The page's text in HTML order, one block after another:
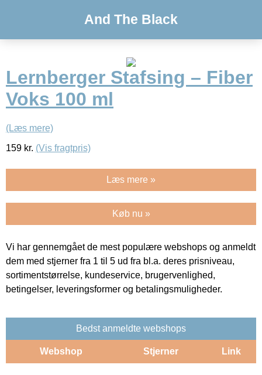
And The Black
Lernberger Stafsing – Fiber
Voks 100 ml
(Læs mere)
159 kr. (Vis fragtpris)
Læs mere »
Køb nu »
Vi har gennemgået de mest populære webshops og anmeldt
dem med stjerner fra 1 til 5 ud fra bl.a. deres prisniveau,
sortimentstørrelse, kundeservice, brugervenlighed,
betingelser, leveringsformer og betalingsmuligheder.
Bedst anmeldte webshops
Webshop Stjerner Link